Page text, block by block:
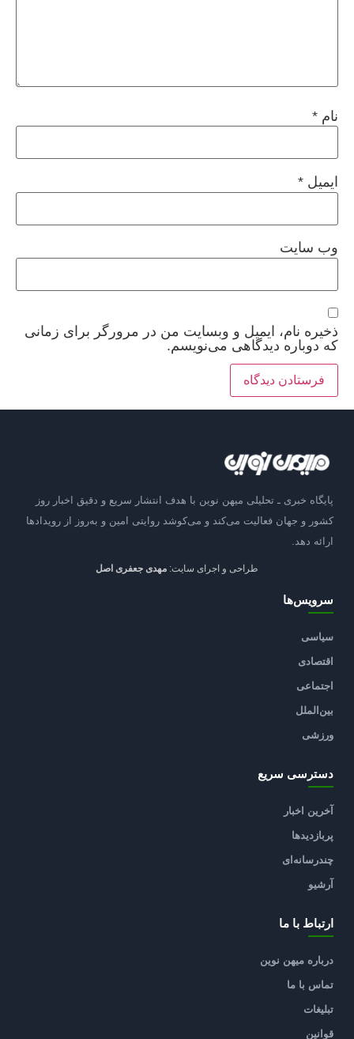
نام *
ایمیل *
وب‌ سایت
ذخیره نام، ایمیل و وبسایت من در مرورگر برای زمانی
که دوباره دیدگاهی می‌نویسم.
پایگاه خبری ـ تحلیلی میهن نوین با هدف انتشار سریع و دقیق اخبار روز
کشور و جهان فعالیت می‌کند و می‌کوشد روایتی امین و به‌روز از رویدادها
ارائه دهد.
طراحی و اجرای سایت: مهدی جعفری اصل
سرویس‌ها
سیاسی
اقتصادی
اجتماعی
بین‌الملل
ورزشی
دسترسی سریع
آخرین اخبار
پربازدیدها
چندرسانه‌ای
آرشیو
ارتباط با ما
درباره میهن نوین
تماس با ما
تبلیغات
قوانین